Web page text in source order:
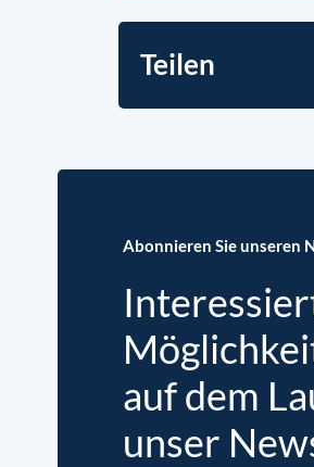
Teilen
Abonnieren Sie unseren
auf dem
unser